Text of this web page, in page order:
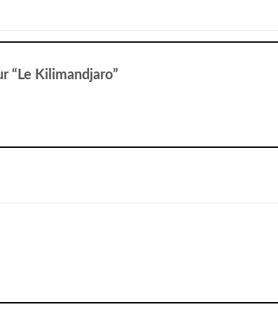
“Le Kilimandjaro”